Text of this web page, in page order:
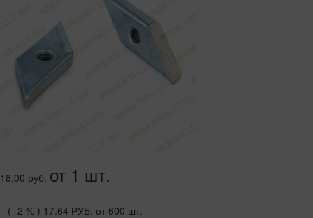
18.00 руб. от 1 шт.
( -2 % ) 17.64 РУБ. от 600 шт.